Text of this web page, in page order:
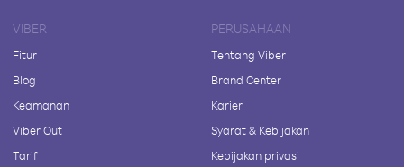
VIBER
Fitur
Blog
Keamanan
Viber Out
Tarif
PERUSAHAAN
Tentang Viber
Brand Center
Karier
Syarat & Kebijakan
Kebijakan privasi